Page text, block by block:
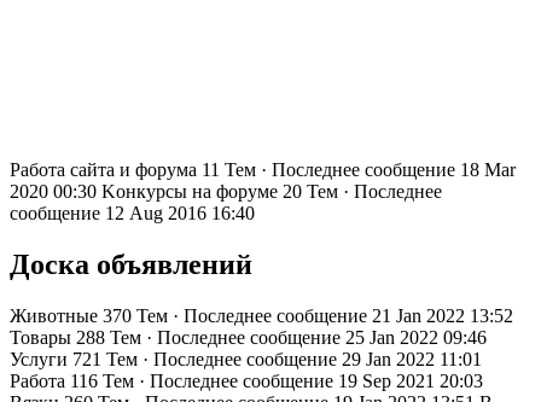
Работа сайта и форума 11 Тем · Последнее сообщение 18 Mar
2020 00:30 Kонкурсы на форуме 20 Тем · Последнее
сообщение 12 Aug 2016 16:40
Доска объявлений
Животные 370 Тем · Последнее сообщение 21 Jan 2022 13:52
Товары 288 Тем · Последнее сообщение 25 Jan 2022 09:46
Услуги 721 Тем · Последнее сообщение 29 Jan 2022 11:01
Работа 116 Тем · Последнее сообщение 19 Sep 2021 20:03